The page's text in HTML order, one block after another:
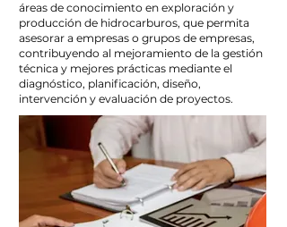
áreas de conocimiento en exploración y
producción de hidrocarburos, que permita
asesorar a empresas o grupos de empresas,
contribuyendo al mejoramiento de la gestión
técnica y mejores prácticas mediante el
diagnóstico, planificación, diseño,
intervención y evaluación de proyectos.